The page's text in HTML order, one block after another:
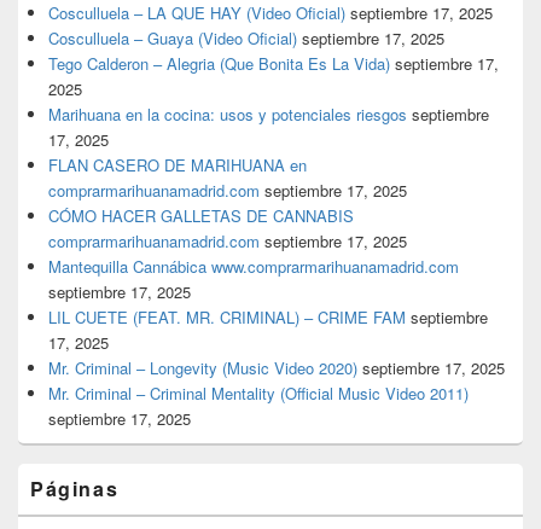
Cosculluela – LA QUE HAY (Video Oficial) septiembre 17, 2025
Cosculluela – Guaya (Video Oficial) septiembre 17, 2025
Tego Calderon – Alegria (Que Bonita Es La Vida) septiembre 17,
2025
Marihuana en la cocina: usos y potenciales riesgos septiembre
17, 2025
FLAN CASERO DE MARIHUANA en
comprarmarihuanamadrid.com septiembre 17, 2025
CÓMO HACER GALLETAS DE CANNABIS
comprarmarihuanamadrid.com septiembre 17, 2025
Mantequilla Cannábica www.comprarmarihuanamadrid.com
septiembre 17, 2025
LIL CUETE (FEAT. MR. CRIMINAL) – CRIME FAM septiembre
17, 2025
Mr. Criminal – Longevity (Music Video 2020) septiembre 17, 2025
Mr. Criminal – Criminal Mentality (Official Music Video 2011)
septiembre 17, 2025
Páginas